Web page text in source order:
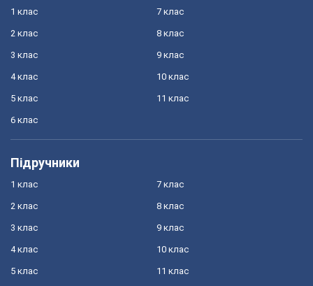
1 клас
2 клас
3 клас
4 клас
5 клас
6 клас
7 клас
8 клас
9 клас
10 клас
11 клас
Підручники
1 клас
2 клас
3 клас
4 клас
5 клас
7 клас
8 клас
9 клас
10 клас
11 клас